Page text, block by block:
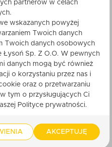
powstają z najwyższej
z rodzinnej pasieki,
w Polsce.
od pozyskiwania
proces tworzenia
aż po pakowanie, jest
produkt, który opuszcza
jakości i spełnia
partnerów w celach
wskazanych powyżej
Twoich danych
Twoich danych osobowych
Łysoń Sp. Z O.O. W pewnych
danych mogą być również
o korzystaniu przez nas i
oraz o przetwarzaniu
tym o przysługujących Ci
Polityce prywatności.
AKCEPTUJĘ